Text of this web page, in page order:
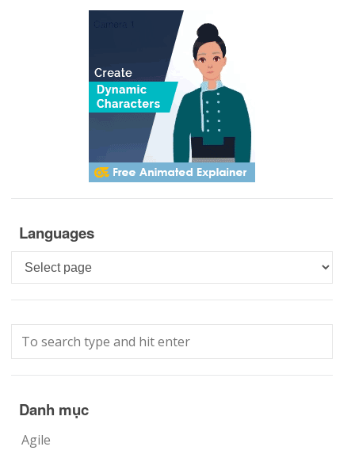
Languages
Languages
Danh mục
Agile